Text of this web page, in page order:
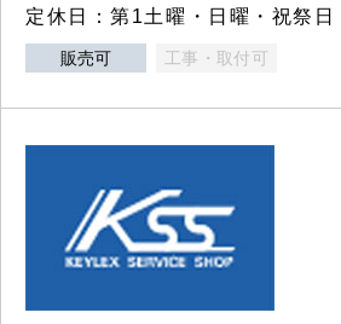
定休日：第1土曜・日曜・祝祭日
販売可 工事・取付可